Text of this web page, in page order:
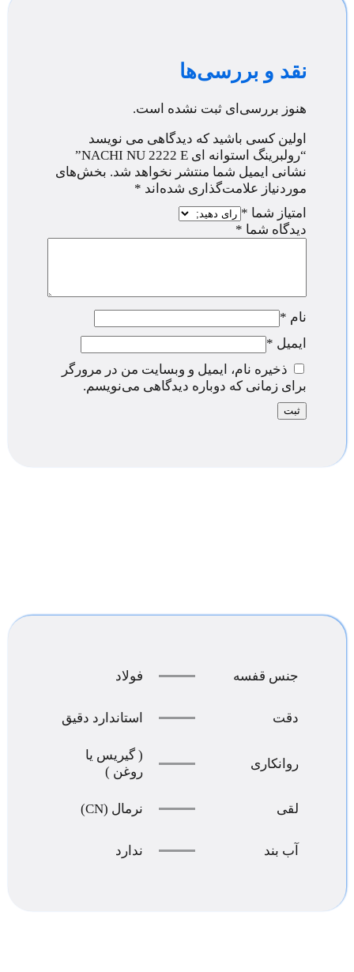
نقد و بررسی‌ها
هنوز بررسی‌ای ثبت نشده است.
اولین کسی باشید که دیدگاهی می نویسد
“رولبرینگ استوانه ای NACHI NU 2222 E”
نشانی ایمیل شما منتشر نخواهد شد. بخش‌های
موردنیاز علامت‌گذاری شده‌اند *
امتیاز شما *
دیدگاه شما *
نام *
ایمیل *
ذخیره نام، ایمیل و وبسایت من در مرورگر
برای زمانی که دوباره دیدگاهی می‌نویسم.
جنس قفسه فولاد
دقت استاندارد دقيق
روانکاری
( گیریس یا
روغن )
لقی نرمال (CN)
آب بند ندارد